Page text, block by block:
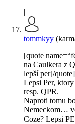
|
tommkyy
[quote
na Caulkera z
lepší per[/quote]
Lepsi Per,
resp. QPR.
Naproti tomu
Nemeckom…
Coze? Lepsi